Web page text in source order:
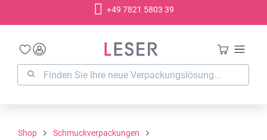
+49 7821 5803 39
Shop
Schmuckverpackungen